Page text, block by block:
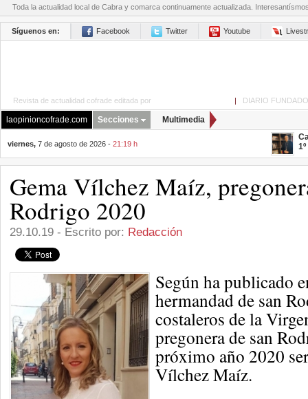
Toda la actualidad local de Cabra y comarca continuamente actualizada.
Síguenos en: Facebook Twitter Youtube
Revista de actualidad cofrade editada por | DIARIO
laopinioncofrade.com Secciones Multimedia
viernes, 7 de agosto de 2026 - 21:19 h
Gema Vílchez Maíz,
Rodrigo 2020
29.10.19 - Escrito por: Redacción
Según ha publicado
hermandad de san
costaleros de la
pregonera de san
próximo año 2020
Vílchez Maíz.